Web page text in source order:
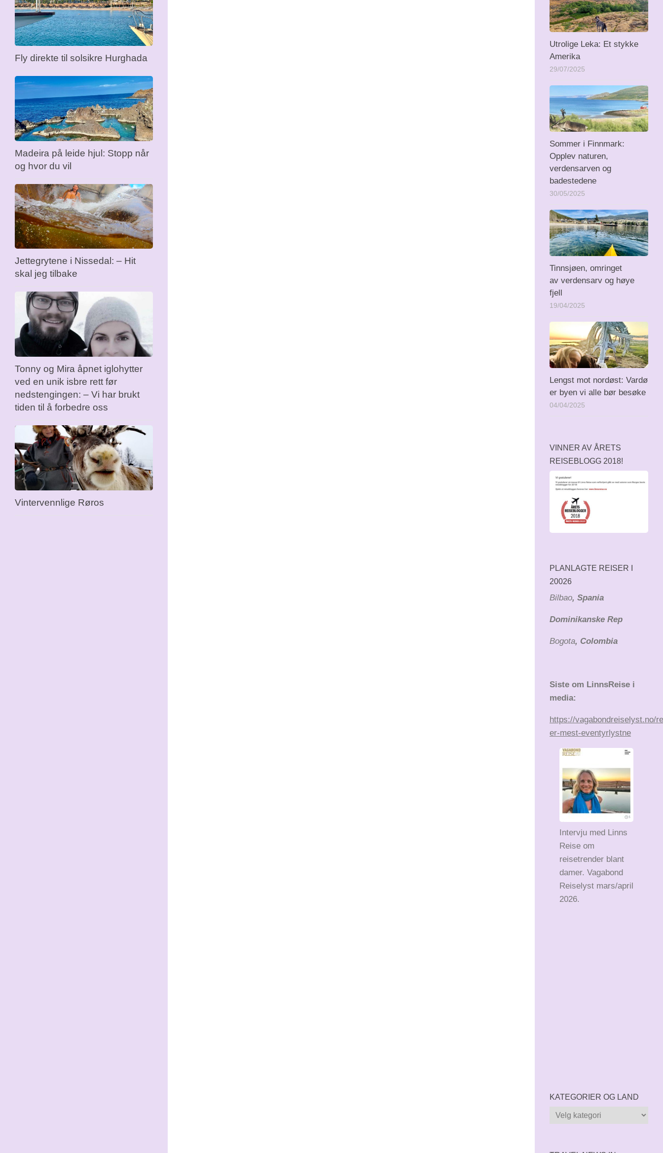
Fly direkte til solsikre Hurghada
Madeira på leide hjul: Stopp når
og hvor du vil
Jettegrytene i Nissedal: – Hit
skal jeg tilbake
Tonny og Mira åpnet iglohytter
ved en unik isbre rett før
nedstengingen: – Vi har brukt
tiden til å forbedre oss
Vintervennlige Røros
Utrolige Leka: Et stykke
Amerika
29/07/2025
Sommer i Finnmark:
Opplev naturen,
verdensarven og
badestedene
30/05/2025
Tinnsjøen, omringet
av verdensarv og høye
fjell
19/04/2025
Lengst mot nordøst: Vardø
er byen vi alle bør besøke
04/04/2025
VINNER AV ÅRETS
REISEBLOGG 2018!
PLANLAGTE REISER I
20026
Bilbao, Spania
Dominikanske Rep
Bogota, Colombia
Siste om LinnsReise i
media:
https://vagabondreiselyst.no/
er-mest-eventyrlystne
Intervju med Linns
Reise om
reisetrender blant
damer. Vagabond
Reiselyst mars/april
2026.
KATEGORIER OG LAND
Kategorier